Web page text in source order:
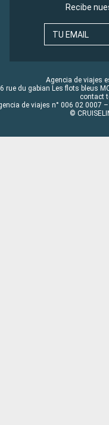
Recibe
TU EMAIL
Agencia de viajes
rue du gabian Les flots bleus
contact
de viajes n° 006 02 0007
©